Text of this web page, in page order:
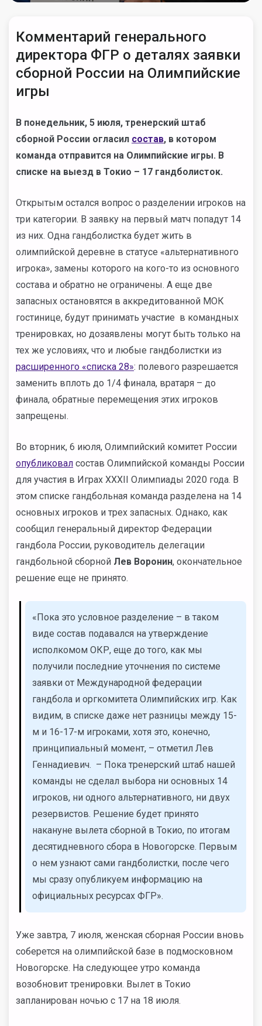
Комментарий генерального
директора ФГР о деталях заявки
сборной России на Олимпийские
игры
В понедельник, 5 июля, тренерский штаб
сборной России огласил состав, в котором
команда отправится на Олимпийские игры. В
списке на выезд в Токио – 17 гандболисток.
Открытым остался вопрос о разделении игроков на
три категории. В заявку на первый матч попадут 14
из них. Одна гандболистка будет жить в
олимпийской деревне в статусе «альтернативного
игрока», замены которого на кого-то из основного
состава и обратно не ограничены. А еще две
запасных остановятся в аккредитованной МОК
гостинице, будут принимать участие в командных
тренировках, но дозаявлены могут быть только на
тех же условиях, что и любые гандболистки из
расширенного «списка 28»: полевого разрешается
заменить вплоть до 1/4 финала, вратаря – до
финала, обратные перемещения этих игроков
запрещены.
Во вторник, 6 июля, Олимпийский комитет России
опубликовал состав Олимпийской команды России
для участия в Играх XXXII Олимпиады 2020 года. В
этом списке гандбольная команда разделена на 14
основных игроков и трех запасных. Однако, как
сообщил генеральный директор Федерации
гандбола России, руководитель делегации
гандбольной сборной Лев Воронин, окончательное
решение еще не принято.
«Пока это условное разделение – в таком
виде состав подавался на утверждение
исполкомом ОКР, еще до того, как мы
получили последние уточнения по системе
заявки от Международной федерации
гандбола и оргкомитета Олимпийских игр. Как
видим, в списке даже нет разницы между 15-
м и 16-17-м игроками, хотя это, конечно,
принципиальный момент, – отметил Лев
Геннадиевич. – Пока тренерский штаб нашей
команды не сделал выбора ни основных 14
игроков, ни одного альтернативного, ни двух
резервистов. Решение будет принято
накануне вылета сборной в Токио, по итогам
десятидневного сбора в Новогорске. Первым
о нем узнают сами гандболистки, после чего
мы сразу опубликуем информацию на
официальных ресурсах ФГР».
Уже завтра, 7 июля, женская сборная России вновь
соберется на олимпийской базе в подмосковном
Новогорске. На следующее утро команда
возобновит тренировки. Вылет в Токио
запланирован ночью с 17 на 18 июля.